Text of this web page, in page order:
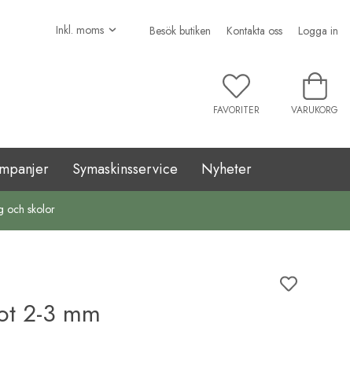
Besök butiken Kontakta oss Logga in
FAVORITER VARUKORG
Symaskinsservice Nyheter
och skolor
2-3 mm